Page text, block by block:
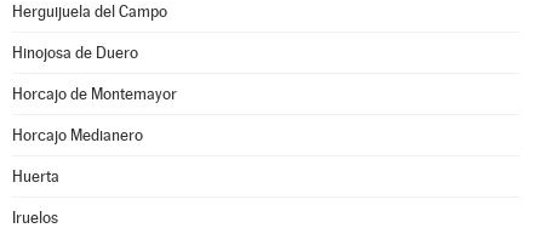
Herguijuela del Campo
Hinojosa de Duero
Horcajo de Montemayor
Horcajo Medianero
Huerta
Iruelos